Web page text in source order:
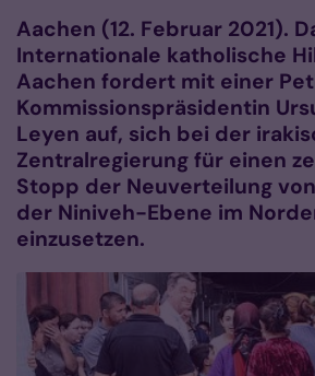
Aachen (12. Februar 2021).
Internationale katholische
Aachen fordert mit einer
Kommissionspräsidentin
Leyen auf, sich bei der
Zentralregierung für einen
Stopp der Neuverteilung
der Niniveh-Ebene im
einzusetzen.